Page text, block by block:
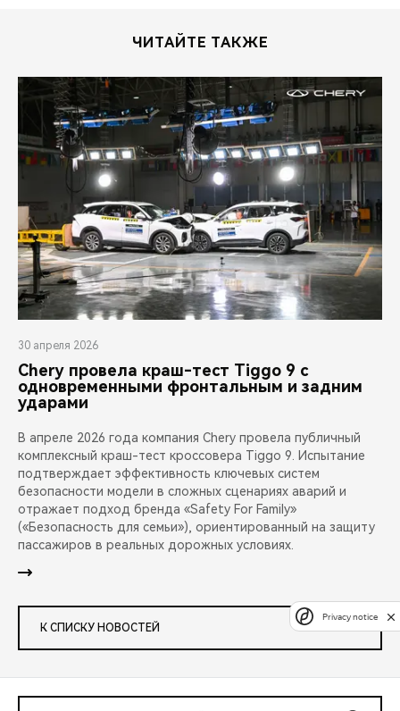
ЧИТАЙТЕ ТАКЖЕ
30 апреля 2026
Chery провела краш-тест Tiggo 9 с
одновременными фронтальным и задним
ударами
В апреле 2026 года компания Chery провела публичный
комплексный краш-тест кроссовера Tiggo 9. Испытание
подтверждает эффективность ключевых систем
безопасности модели в сложных сценариях аварий и
отражает подход бренда «Safety For Family»
(«Безопасность для семьи»), ориентированный на защиту
пассажиров в реальных дорожных условиях.
К СПИСКУ НОВОСТЕЙ
Privacy notice